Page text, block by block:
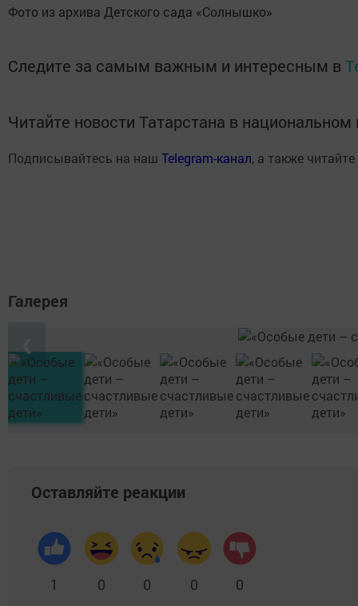
Фото из архива Детского сада «Солнышко»
Следите за самым важным и интересным в
Читайте новости Татарстана в
Подписывайтесь на наш Telegram-канал, а также
Галерея
Оставляйте реакции
1 0 0 0 0